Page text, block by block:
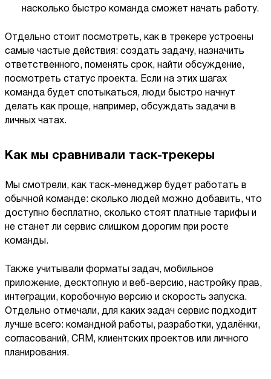
насколько быстро команда сможет начать работу.
Отдельно стоит посмотреть, как в трекере устроены
самые частые действия: создать задачу, назначить
ответственного, поменять срок, найти обсуждение,
посмотреть статус проекта. Если на этих шагах
команда будет спотыкаться, люди быстро начнут
делать как проще, например, обсуждать задачи в
личных чатах.
Как мы сравнивали таск-трекеры
Мы смотрели, как таск-менеджер будет работать в
обычной команде: сколько людей можно добавить, что
доступно бесплатно, сколько стоят платные тарифы и
не станет ли сервис слишком дорогим при росте
команды.
Также учитывали форматы задач, мобильное
приложение, десктопную и веб-версию, настройку прав,
интеграции, коробочную версию и скорость запуска.
Отдельно отмечали, для каких задач сервис подходит
лучше всего: командной работы, разработки, удалёнки,
согласований, CRM, клиентских проектов или личного
планирования.